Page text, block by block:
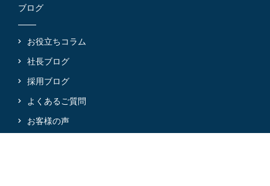
ブログ
お役立ちコラム
社長ブログ
採用ブログ
よくあるご質問
お客様の声